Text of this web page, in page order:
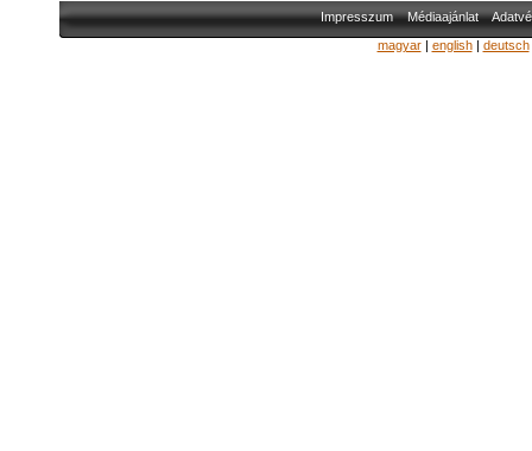
Impresszum Médiaajánlat
magyar| english| deutsch